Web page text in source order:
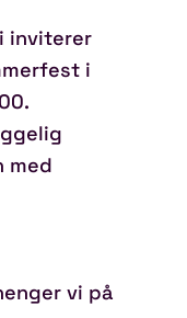
inviterer
i
med
vi på